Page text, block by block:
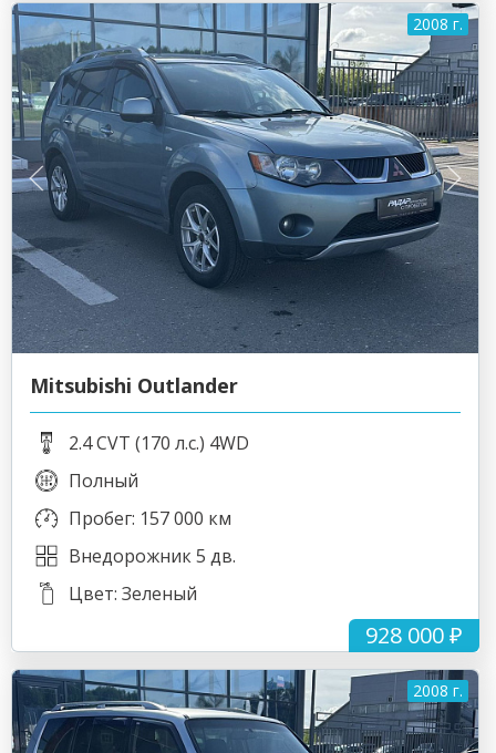
2008 г.
928 000 ₽
Mitsubishi Outlander
2.4 CVT (170 л.с.) 4WD
Полный
Пробег: 157 000 км
Внедорожник 5 дв.
Цвет: Зеленый
2008 г.